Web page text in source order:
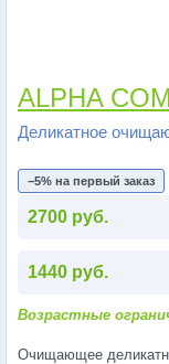
ALPHA
Деликатное
−5% на первый заказ
2700 руб.
1440 руб.
Возрастные
Очищающее